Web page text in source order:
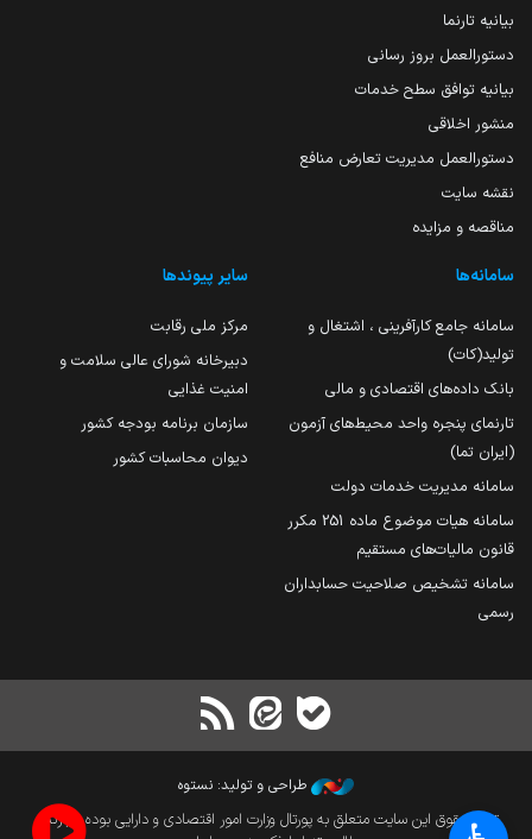
بیانیه تارنما
دستورالعمل بروز رسانی
بیانیه توافق سطح خدمات
منشور اخلاقی
دستورالعمل مدیریت تعارض منافع
نقشه سایت
مناقصه و مزایده
سامانه‌ها
سامانه جامع کارآفرینی ، اشتغال و
تولید(کات)
بانک داده‌های اقتصادی و مالی
تارنمای پنجره واحد محیط‌های آزمون
(ایران تما)
سامانه مدیریت خدمات دولت
سامانه هیات موضوع ماده 251 مکرر
قانون مالیات‌های مستقیم
سامانه تشخیص صلاحیت حسابداران
رسمی
سایر پیوندها
مرکز ملی رقابت
دبیرخانه شورای عالی سلامت و
امنیت غذایی
سازمان برنامه بودجه کشور
دیوان محاسبات کشور
طراحی و تولید: نستوه
تمام حقوق این سایت متعلق به پورتال وزارت امور اقتصادی و دارایی بوده و بازنشر